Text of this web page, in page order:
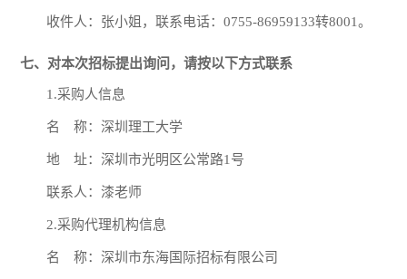
收件人：张小姐，联系电话：0755-86959133转8001。
七、对本次招标提出询问，请按以下方式联系
1.采购人信息
名 称：深圳理工大学
地 址：深圳市光明区公常路1号
联系人：漆老师
2.采购代理机构信息
名 称：深圳市东海国际招标有限公司